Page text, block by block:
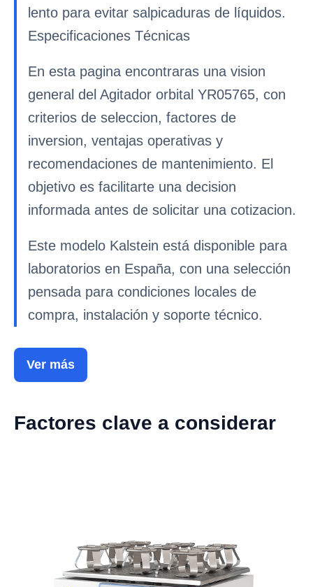
lento para evitar salpicaduras de líquidos.
Especificaciones Técnicas
En esta pagina encontraras una vision
general del Agitador orbital YR05765, con
criterios de seleccion, factores de
inversion, ventajas operativas y
recomendaciones de mantenimiento. El
objetivo es facilitarte una decision
informada antes de solicitar una cotizacion.
Este modelo Kalstein está disponible para
laboratorios en España, con una selección
pensada para condiciones locales de
compra, instalación y soporte técnico.
Ver más
Factores clave a considerar